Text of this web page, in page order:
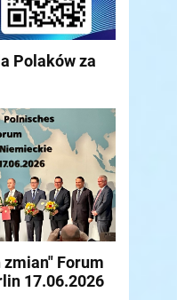
Polaków za
Forum
17.06.2026